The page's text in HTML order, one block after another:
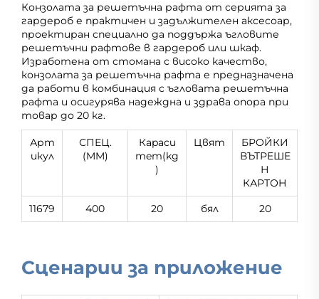
Конзолата за решетъчна рафта от серията за
гардероб е практичен и задължителен аксесоар,
проектиран специално да поддържа ъгловите
решетъчни рафтове в гардероб или шкаф.
Изработена от стомана с високо качество,
конзолата за решетъчна рафта е предназначена
да работи в комбинация с ъгловата решетъчна
рафта и осигурява надеждна и здрава опора при
товар до 20 кг.
Арт
икул
СПЕЦ.
(MM)
Кapacи
тeт(kg
)
Цвят
БРОЙКИ
ВЪТРЕШЕ
Н
КАРТОН
11679
400 20 бял 20
Сценарии за приложение